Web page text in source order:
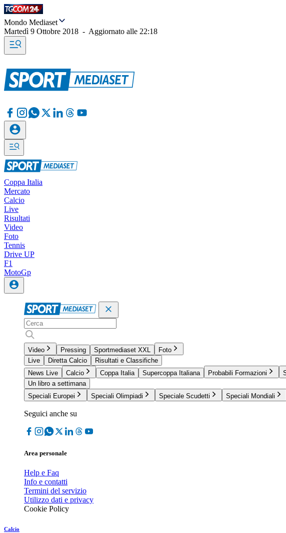
Mondo Mediaset
Martedì 9 Ottobre 2018 - Aggiornato alle 22:18
Coppa Italia
Mercato
Calcio
Live
Risultati
Video
Foto
Tennis
Drive UP
F1
MotoGp
Video Pressing Sportmediaset XXL
Foto
Live
Diretta Calcio
Risultati e Classifiche
News Live
Calcio Coppa Italia Supercoppa Italiana Probabili Formazioni
Un libro a settimana
Speciali Europei
Speciali Olimpiadi Speciale Scudetti Speciali Mondiali
Seguici anche su
Area personale
Help e Faq
Info e contatti
Termini del servizio
Utilizzo dati e privacy
Cookie Policy
Calcio